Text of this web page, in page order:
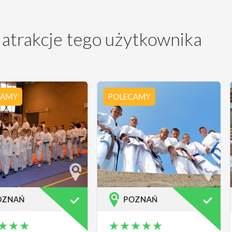
tego użytkownika
POLECAMY
POZNAŃ